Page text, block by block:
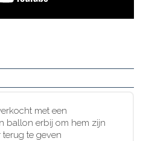
met een
ballon erbij om hem zijn
te geven